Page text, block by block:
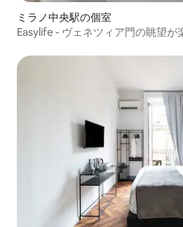
ミラノ中央駅の個室
Easylife - ヴェネツィア門の眺望が